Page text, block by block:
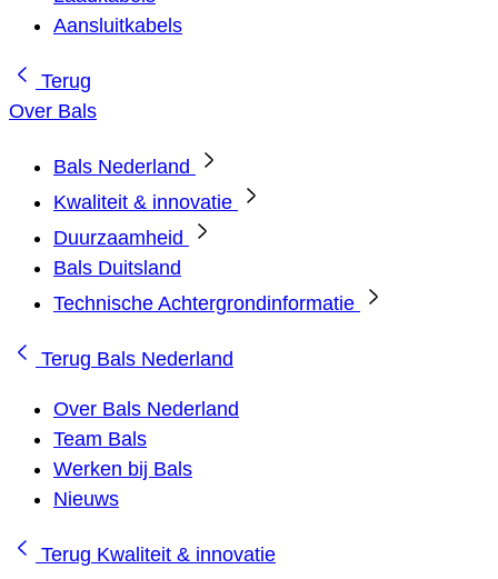
Aansluitkabels
Terug
Over Bals
Bals Nederland
Kwaliteit & innovatie
Duurzaamheid
Bals Duitsland
Technische Achtergrondinformatie
Terug Bals Nederland
Over Bals Nederland
Team Bals
Werken bij Bals
Nieuws
Terug Kwaliteit & innovatie